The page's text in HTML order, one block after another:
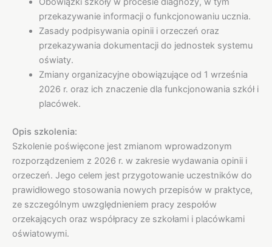
przekazywanie informacji o funkcjonowaniu ucznia.
Zasady podpisywania opinii i orzeczeń oraz
przekazywania dokumentacji do jednostek systemu
oświaty.
Zmiany organizacyjne obowiązujące od 1 września
2026 r. oraz ich znaczenie dla funkcjonowania szkół i
placówek.
Opis szkolenia:
Szkolenie poświęcone jest zmianom wprowadzonym
rozporządzeniem z 2026 r. w zakresie wydawania opinii i
orzeczeń. Jego celem jest przygotowanie uczestników do
prawidłowego stosowania nowych przepisów w praktyce,
ze szczególnym uwzględnieniem pracy zespołów
orzekających oraz współpracy ze szkołami i placówkami
oświatowymi.